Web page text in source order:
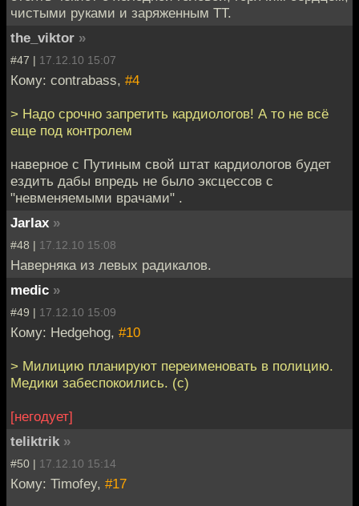
чистыми руками и заряженным ТТ.
the_viktor »
#47 | 17.12.10 15:07
Кому: contrabass, #4
> Надо срочно запретить кардиологов! А то не всё
еще под контролем
наверное с Путиным свой штат кардиологов будет
ездить дабы впредь не было эксцессов с
"невменяемыми врачами" .
Jarlax »
#48 | 17.12.10 15:08
Наверняка из левых радикалов.
medic »
#49 | 17.12.10 15:09
Кому: Hedgehog, #10
> Милицию планируют переименовать в полицию.
Медики забеспокоились. (с)
[негодует]
teliktrik »
#50 | 17.12.10 15:14
Кому: Timofey, #17